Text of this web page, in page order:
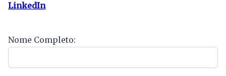
LinkedIn
Nome Completo: